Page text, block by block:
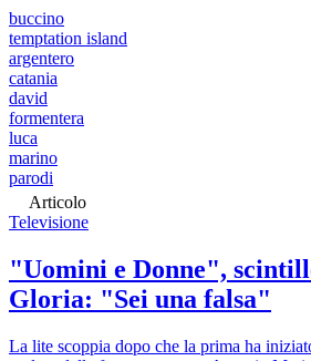
buccino
temptation island
argentero
catania
david
formentera
luca
marino
parodi
Articolo
Televisione
"Uomini e Donne",
Gloria: "Sei una falsa"
La lite scoppia dopo che la prima ha